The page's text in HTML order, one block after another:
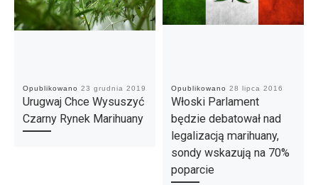
Opublikowano 23 grudnia 2019
Urugwaj Chce Wysuszyć
Czarny Rynek Marihuany
Opublikowano 28 lipca 2016
Włoski Parlament
będzie debatował nad
legalizacją marihuany,
sondy wskazują na 70%
poparcie